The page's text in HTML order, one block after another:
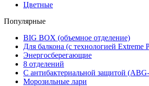
Цветные
Популярные
BIG BOX (объемное отделение)
Для балкона (с технологией Extreme
Энергосберегающие
8 отделений
С антибактериальной защитой
Морозильные лари